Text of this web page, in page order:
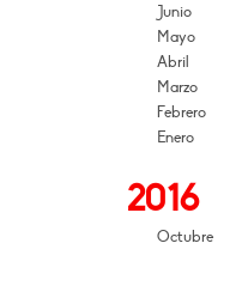
Junio
Mayo
Abril
Marzo
Febrero
Enero
2016
Octubre